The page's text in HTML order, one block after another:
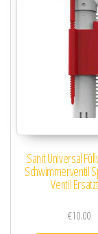
Sanit Universal
Schwimmerventil
Ventil
€10.00